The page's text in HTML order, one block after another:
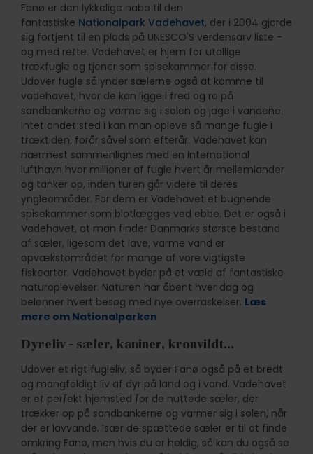
Fanø er den lykkelige nabo til den
fantastiske Nationalpark Vadehavet, der i 2004 gjorde
sig fortjent til en plads på UNESCO'S verdensarv liste -
og med rette. Vadehavet er hjem for utallige
trækfugle og tjener som spisekammer for disse.
Udover fugle så ynder sælerne også at komme til
vadehavet, hvor de kan ligge i fred og ro på
sandbankerne og varme sig i solen og jage i vandene.
Intet andet sted i kan man opleve så mange fugle i
træktiden, forår såvel som efterår. Vadehavet kan
nærmest sammenlignes med en international
lufthavn hvor millioner af fugle hvert år mellemlander
og tanker op, inden turen går videre til deres
yngleområder. For dem er Vadehavet et bugnende
spisekammer som blotlægges ved ebbe. Det er også i
Vadehavet, at man finder Danmarks største bestand
af sæler, ligesom det lave, varme vand er
opvækstområdet for mange af vore vigtigste
fiskearter. Vadehavet byder på et væld af fantastiske
naturoplevelser. Naturen har åbent hver dag og
belønner hvert besøg med nye overraskelser. Læs
mere om Nationalparken
Dyreliv - sæler, kaniner, kronvildt...
Udover et rigt fugleliv, så byder Fanø også på et bredt
og mangfoldigt liv af dyr på land og i vand. Vadehavet
er et perfekt hjemsted for de nuttede sæler, der
trækker op på sandbankerne og varmer sig i solen, når
der er lavvande. Især de spættede sæler er til at finde
omkring Fanø, men hvis du er heldig, så kan du også se